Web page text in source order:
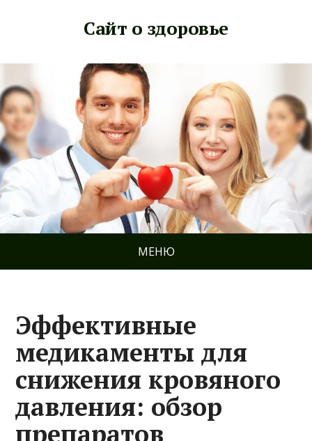
Сайт о здоровье
МЕНЮ
Эффективные
медикаменты для
снижения кровяного
давления: обзор
препаратов